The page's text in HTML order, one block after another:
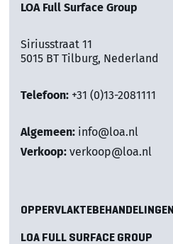
LOA Full Surface Group
Siriusstraat 11
5015 BT Tilburg, Nederland
Telefoon: +31 (0)13-2081111
Algemeen: info@loa.nl
Verkoop: verkoop@loa.nl
OPPERVLAKTEBEHANDELINGEN
LOA FULL SURFACE GROUP